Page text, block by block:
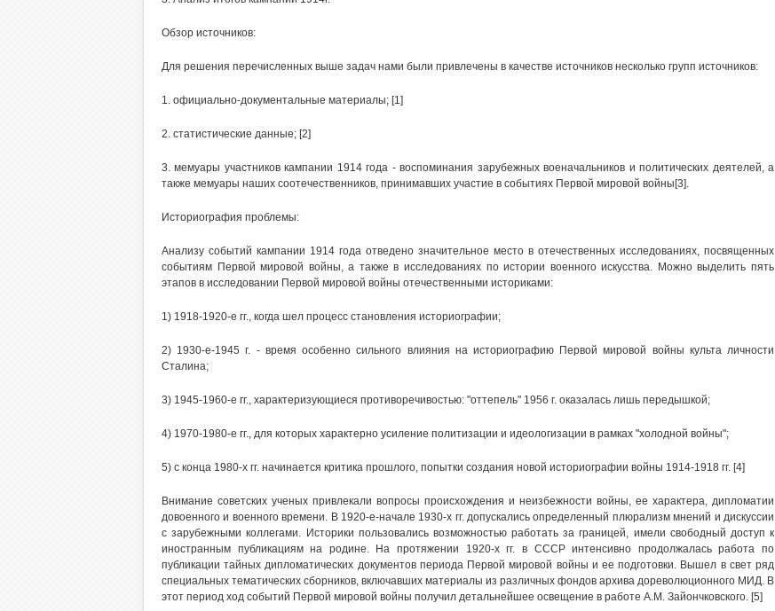
Обзор источников:
Для решения перечисленных выше задач нами были привлечены в качестве источников несколько групп источников:
1. официально-документальные материалы; [1]
2. статистические данные; [2]
3. мемуары участников кампании 1914 года - воспоминания зарубежных военачальников и политических деятелей, а
также мемуары наших соотечественников, принимавших участие в событиях Первой мировой войны[3].
Историография проблемы:
Анализу событий кампании 1914 года отведено значительное место в отечественных исследованиях, посвященных
событиям Первой мировой войны, а также в исследованиях по истории военного искусства. Можно выделить пять
этапов в исследовании Первой мировой войны отечественными историками:
1) 1918-1920-е гг., когда шел процесс становления историографии;
2) 1930-е-1945 г. - время особенно сильного влияния на историографию Первой мировой войны культа личности
Сталина;
3) 1945-1960-е гг., характеризующиеся противоречивостью: "оттепель" 1956 г. оказалась лишь передышкой;
4) 1970-1980-е гг., для которых характерно усиление политизации и идеологизации в рамках "холодной войны";
5) с конца 1980-х гг. начинается критика прошлого, попытки создания новой историографии войны 1914-1918 гг. [4]
Внимание советских ученых привлекали вопросы происхождения и неизбежности войны, ее характера, дипломатии
довоенного и военного времени. В 1920-е-начале 1930-х гг. допускались определенный плюрализм мнений и дискуссии
с зарубежными коллегами. Историки пользовались возможностью работать за границей, имели свободный доступ к
иностранным публикациям на родине. На протяжении 1920-х гг. в СССР интенсивно продолжалась работа по
публикации тайных дипломатических документов периода Первой мировой войны и ее подготовки. Вышел в свет ряд
специальных тематических сборников, включавших материалы из различных фондов архива дореволюционного МИД. В
этот период ход событий Первой мировой войны получил детальнейшее освещение в работе А.М. Зайончковского. [5]